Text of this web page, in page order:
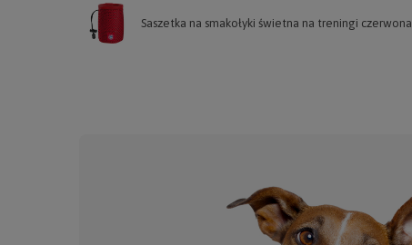
Saszetka na smakołyki świetna na treningi czerwona